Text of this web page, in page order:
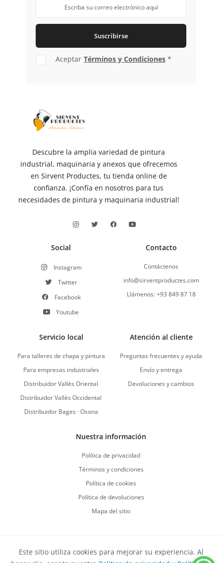
Suscribirse
Aceptar Términos y Condiciones *
Descubre la amplia variedad de pintura
industrial, maquinaria y anexos que ofrecemos
en Sirvent Productes, tu tienda online de
confianza. ¡Confía en nosotros para tus
necesidades de pintura y maquinaria industrial!
Social
Instagram
Twitter
Facebook
Youtube
Contacto
Contáctenos
info@sirventproductes.com
Llámenos: +93 849 87 18
Servicio local
Para talleres de chapa y pintura
Para empresas industriales
Distribuidor Vallès Oriental
Distribuidor Vallès Occidental
Distribuidor Bages · Osona
Atención al cliente
Preguntas frecuentes y ayuda
Envío y entrega
Devoluciones y cambios
Nuestra información
Política de privacidad
Términos y condiciones
Política de cookies
Política de devoluciones
Mapa del sitio
Vuelve al comienzo
Este sitio utiliza cookies para mejorar su experiencia. Al